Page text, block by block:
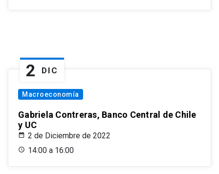
2 DIC
Macroeconomía
Gabriela Contreras, Banco Central de Chile
y UC
2 de Diciembre de 2022
14:00 a 16:00